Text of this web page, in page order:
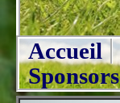
Accueil
Sponsors